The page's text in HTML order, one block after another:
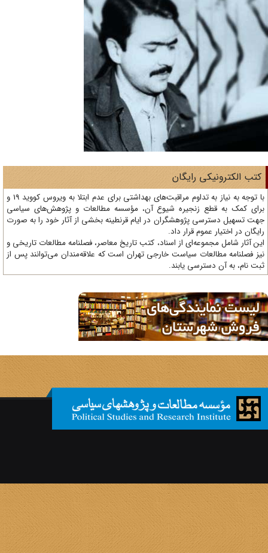
الکترونیکی رایگان
با توجه به نیاز به تداوم مراقبت‌های بهداشتی برای عدم ابتلا به ویروس کووید 19 و
کمک به قطع زنجیره شیوع آن، مؤسسه مطالعات و پژوهش‌های سیاسی
تسهیل دسترسی پژوهشگران در ایام قرنطینه بخشی از آثار خود را به صورت
در اختیار عموم قرار داد.
آثار شامل مجموعه‌ای از اسناد، کتب تاریخ معاصر، فصلنامه‌ مطالعات تاریخی و
فصلنامه مطالعات سیاست خارجی تهران است که علاقه‌مندان می‌توانند پس از
نام، به آن دسترسی یابند.